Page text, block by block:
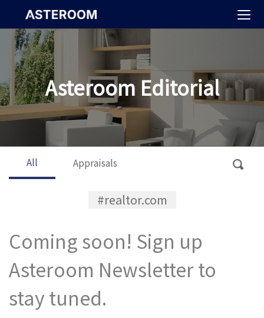
Asteroom Editorial
All Appraisals
#realtor.com
Coming soon! Sign up
Asteroom Newsletter to
stay tuned.